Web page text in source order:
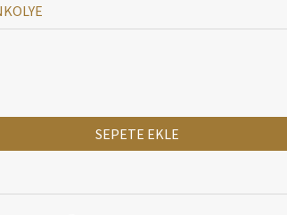
KOLYE
SEPETE EKLE